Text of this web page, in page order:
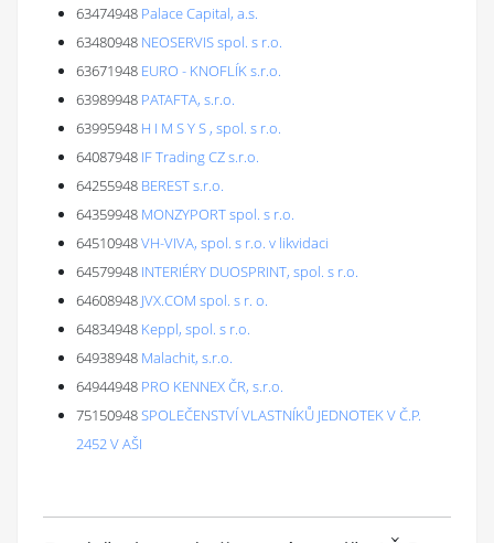
63474948 Palace Capital, a.s.
63480948 NEOSERVIS spol. s r.o.
63671948 EURO - KNOFLÍK s.r.o.
63989948 PATAFTA, s.r.o.
63995948 H I M S Y S , spol. s r.o.
64087948 IF Trading CZ s.r.o.
64255948 BEREST s.r.o.
64359948 MONZYPORT spol. s r.o.
64510948VH-VIVA, spol. s r.o. v likvidaci
64579948 INTERIÉRY DUOSPRINT, spol. s r.o.
64608948 JVX.COM spol. s r. o.
64834948 Keppl, spol. s r.o.
64938948 Malachit, s.r.o.
64944948 PRO KENNEX ČR, s.r.o.
75150948SPOLEČENSTVÍ VLASTNÍKŮ JEDNOTEK V Č.P.
2452 V AŠI